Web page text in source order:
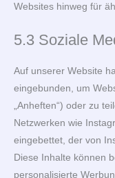
Websites hinweg für
5.3 Soziale
Auf unserer Website
eingebunden, um
„Anheften“) oder zu
Netzwerken wie
eingebettet, der von
Diese Inhalte können
personalisierte